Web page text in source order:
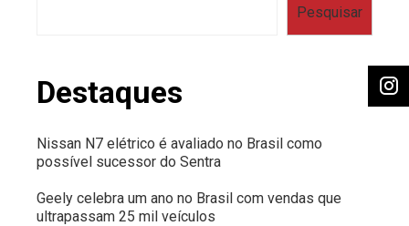
Pesquisar
Destaques
Nissan N7 elétrico é avaliado no Brasil como
possível sucessor do Sentra
Geely celebra um ano no Brasil com vendas que
ultrapassam 25 mil veículos